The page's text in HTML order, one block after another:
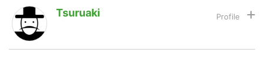
Tsuruaki
暗号資産
LINE